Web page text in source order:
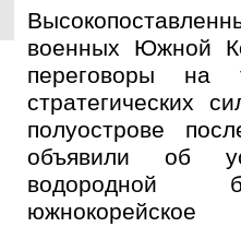
военных Южной
переговоры на
стратегических
полуострове
объявили об
водородной